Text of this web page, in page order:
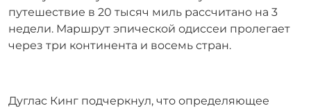
путешествие в 20 тысяч миль рассчитано на 3
недели. Маршрут эпической одиссеи пролегает
через три континента и восемь стран.
Дуглас Кинг подчеркнул, что определяющее